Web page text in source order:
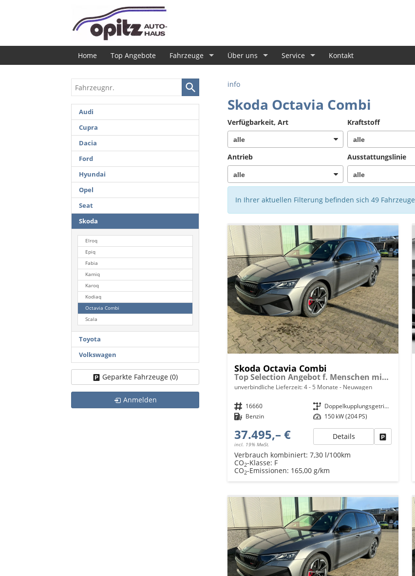
Home Top Angebote Fahrzeuge Über uns Service Kontakt
info
Skoda Octavia Combi
Verfügbarkeit, Art Kraftstoff
Antrieb Ausstattungslinie
In Ihrer aktuellen Filterung befinden sich 49
Skoda Octavia Combi
Top Selection Angebot f. Menschen mit Behinderung ab 50 %! 2.0TSI 204PS 4x4 DSG, 17" Alu, Elektr. Heckklappe, Kessy+Alarm, Beheizte Frontscheibe, Winterpaket, SunSet, Climatronic, LED-Scheinwerfer, Parksensoren vorn/hinten, Rückfahrkamera, Radio 10" + Wireless Smartli
unverbindliche Lieferzeit: 4 - 5 Monate Neuwagen
Fahrzeugnr. 16660 Getriebe
Doppelkupplungsgetriebe (DSG)
Kraftstoff Benzin Leistung 150 kW (204 PS)
37.495,– €
incl. 19% MwSt.
Details
Verbrauch kombiniert: 7,30 l/100km
CO2-Klasse: F
CO2-Emissionen: 165,00 g/km
Fahrzeugnr.
Audi
Cupra
Dacia
Ford
Hyundai
Opel
Seat
Skoda
Elroq
Epiq
Fabia
Kamiq
Karoq
Kodiaq
Octavia Combi
Scala
Toyota
Volkswagen
Geparkte Fahrzeuge (0)
Anmelden